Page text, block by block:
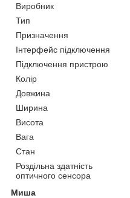
Виробник
Тип
Призначення
Інтерфейс підключення
Підключення пристрою
Колір
Довжина
Ширина
Висота
Вага
Стан
Роздільна здатність
оптичного сенсора
Миша